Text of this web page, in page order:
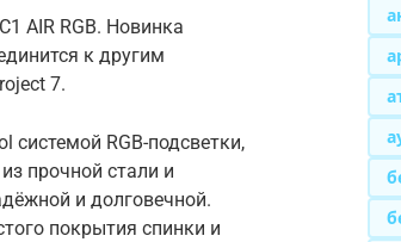
AIR RGB. Новинка
к другим
7.
системой RGB-подсветки,
прочной стали и
и долговечной.
покрытия спинки и